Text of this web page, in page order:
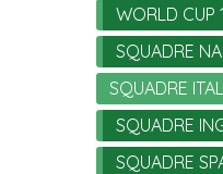
WORLD CUP
SQUADRE
SQUADRE
SQUADRE
SQUADRE